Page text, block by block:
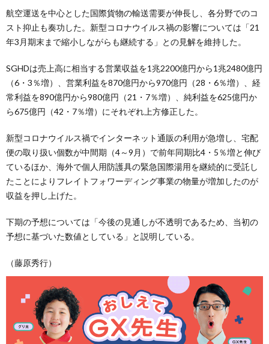
航空運送を中心とした国際貨物の輸送需要が伸長し、各分野でのコ
スト抑止も奏功した。新型コロナウイルス禍の影響については「21
年3月期末まで縮小しながらも継続する」との見解を維持した。
SGHDは売上高に相当する営業収益を1兆2200億円から1兆2480億円
（6・3％増）、営業利益を870億円から970億円（28・6％増）、経
常利益を890億円から980億円（21・7％増）、純利益を625億円か
ら675億円（42・7％増）にそれぞれ上方修正した。
新型コロナウイルス禍でインターネット通販の利用が急増し、宅配
便の取り扱い個数が中間期（4～9月）で前年同期比4・5％増と伸び
ているほか、海外で個人用防護具の緊急国際湯用を継続的に受託し
たことによりフレイトフォワーディング事業の物量が増加したのが
収益を押し上げた。
下期の予想については「今後の見通しが不透明であるため、当初の
予想に基づいた数値としている」と説明している。
（藤原秀行）